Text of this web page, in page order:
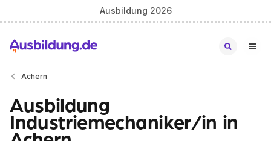
Ausbildung 2026
Achern
Ausbildung
Industriemechaniker/in in